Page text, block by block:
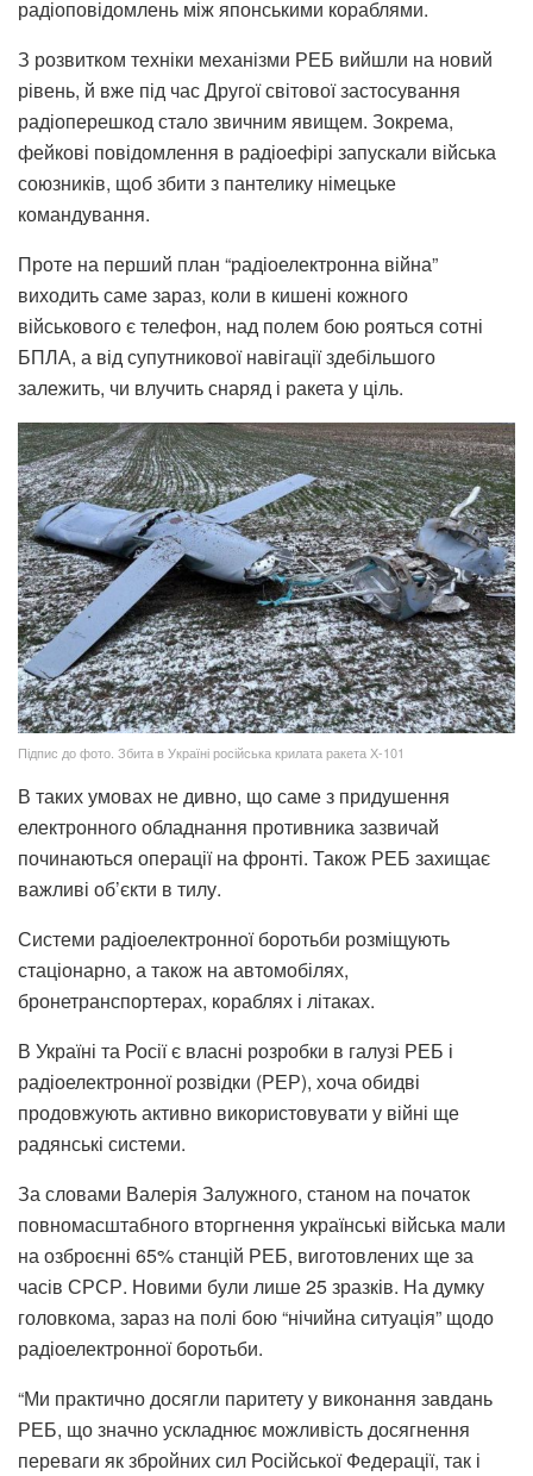
радіоповідомлень між японськими кораблями.
З розвитком техніки механізми РЕБ вийшли на новий
рівень, й вже під час Другої світової застосування
радіоперешкод стало звичним явищем. Зокрема,
фейкові повідомлення в радіоефірі запускали війська
союзників, щоб збити з пантелику німецьке
командування.
Проте на перший план “радіоелектронна війна”
виходить саме зараз, коли в кишені кожного
військового є телефон, над полем бою рояться сотні
БПЛА, а від супутникової навігації здебільшого
залежить, чи влучить снаряд і ракета у ціль.
Підпис до фото. Збита в Україні російська крилата ракета Х-101
В таких умовах не дивно, що саме з придушення
електронного обладнання противника зазвичай
починаються операції на фронті. Також РЕБ захищає
важливі об’єкти в тилу.
Системи радіоелектронної боротьби розміщують
стаціонарно, а також на автомобілях,
бронетранспортерах, кораблях і літаках.
В Україні та Росії є власні розробки в галузі РЕБ і
радіоелектронної розвідки (РЕР), хоча обидві
продовжують активно використовувати у війні ще
радянські системи.
За словами Валерія Залужного, станом на початок
повномасштабного вторгнення українські війська мали
на озброєнні 65% станцій РЕБ, виготовлених ще за
часів СРСР. Новими були лише 25 зразків. На думку
головкома, зараз на полі бою “нічийна ситуація” щодо
радіоелектронної боротьби.
“Ми практично досягли паритету у виконання завдань
РЕБ, що значно ускладнює можливість досягнення
переваги як збройних сил Російської Федерації, так і